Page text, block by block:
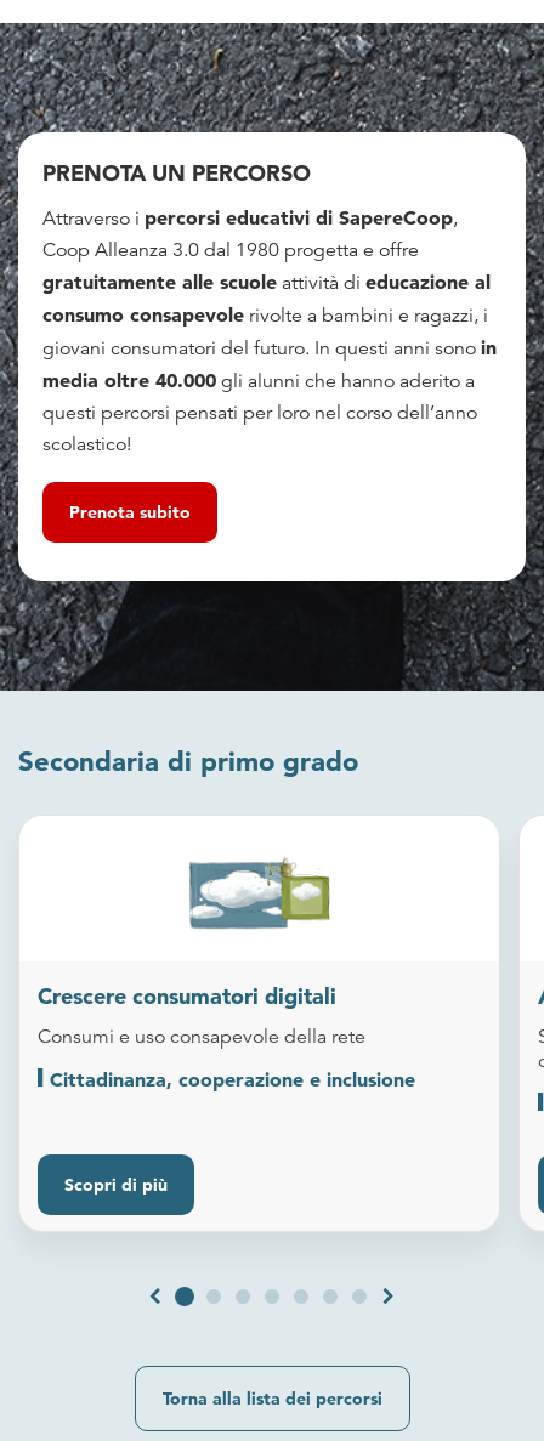
PRENOTA UN PERCORSO
Attraverso i percorsi educativi di SapereCoop,
Coop Alleanza 3.0 dal 1980 progetta e offre
gratuitamente alle scuole attività di educazione al
consumo consapevole rivolte a bambini e ragazzi, i
giovani consumatori del futuro. In questi anni sono in
media oltre 40.000 gli alunni che hanno aderito a
questi percorsi pensati per loro nel corso dell’anno
scolastico!
Prenota subito
Secondaria di primo grado
Crescere consumatori digitali
Consumi e uso consapevole della rete
Cittadinanza, cooperazione e inclusione
Scopri di più
chevron_left chevron_right
Torna alla lista dei percorsi